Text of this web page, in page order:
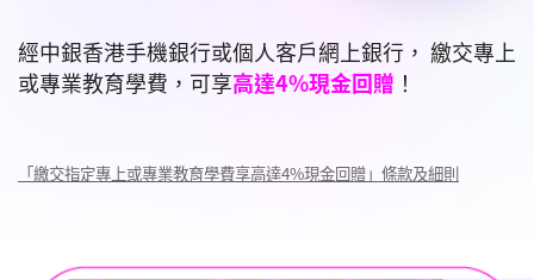
經中銀香港手機銀行或個人客戶網上銀行， 繳交專上
或專業教育學費，可享高達4%現金回贈 ！
「繳交指定專上或專業教育學費享高達4%現金回贈」條款及細則